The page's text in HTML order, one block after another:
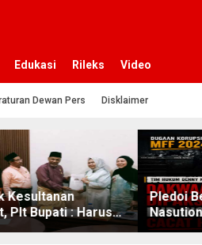
Edukasi Rileks Video
Dewan Pers Disklaimer
Kesultanan
Plt Bupati : Harus
Bersama Melalui
Pledoi
Cacat